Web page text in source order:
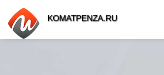
KOMATPENZA.RU